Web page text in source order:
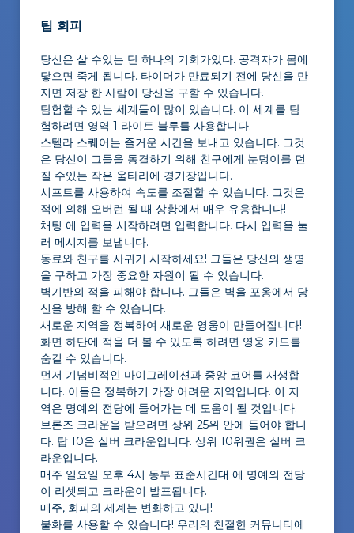
팁 회피
당신은 살 수있는 단 하나의 기회가있다. 공격자가 몸에
닿으면 죽게 됩니다. 타이머가 만료되기 전에 당신을 만
지면 저장 한 사람이 당신을 구할 수 있습니다.
탐험할 수 있는 세계들이 많이 있습니다. 이 세계를 탐
험하려면 영역 1 라이트 블루를 사용합니다.
스텔라 스퀘어는 즐거운 시간을 보내고 있습니다. 그것
은 당신이 그들을 동결하기 위해 친구에게 눈덩이를 던
질 수있는 작은 울타리에 경기장입니다.
시프트를 사용하여 속도를 조절할 수 있습니다. 그것은
적에 의해 오버런 될 때 상황에서 매우 유용합니다!
채팅 에 입력을 시작하려면 입력합니다. 다시 입력을 눌
러 메시지를 보냅니다.
동료와 친구를 사귀기 시작하세요! 그들은 당신의 생명
을 구하고 가장 중요한 자원이 될 수 있습니다.
벽기반의 적을 피해야 합니다. 그들은 벽을 포옹에서 당
신을 방해 할 수 있습니다.
새로운 지역을 정복하여 새로운 영웅이 만들어집니다!
화면 하단에 적을 더 볼 수 있도록 하려면 영웅 카드를
숨길 수 있습니다.
먼저 기념비적인 마이그레이션과 중앙 코어를 재생합
니다. 이들은 정복하기 가장 어려운 지역입니다. 이 지
역은 명예의 전당에 들어가는 데 도움이 될 것입니다.
브론즈 크라운을 받으려면 상위 25위 안에 들어야 합니
다. 탑 10은 실버 크라운입니다. 상위 10위권은 실버 크
라운입니다.
매주 일요일 오후 4시 동부 표준시간대 에 명예의 전당
이 리셋되고 크라운이 발표됩니다.
매주, 회피의 세계는 변화하고 있다!
불화를 사용할 수 있습니다! 우리의 친절한 커뮤니티에